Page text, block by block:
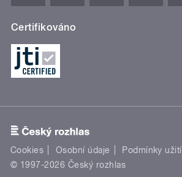
Certifikováno
Cookies Osobní údaje Podmínky užití
© 1997-2026 Český rozhlas